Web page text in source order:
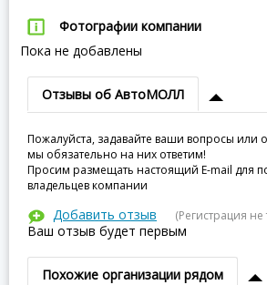
Фотографии компании
Пока не добавлены
Отзывы об АвтоМОЛЛ
Пожалуйста, задавайте ваши вопросы или
мы обязательно на них ответим!
Просим размещать настоящий E-mail для
владельцев компании
Добавить отзыв (Регистрация не
Ваш отзыв будет первым
Похожие организации рядом